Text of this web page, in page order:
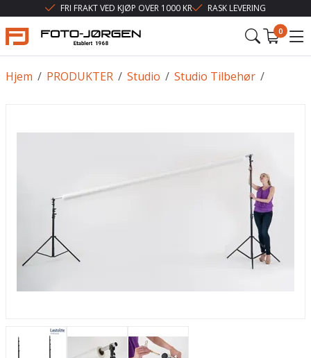
FRI FRAKT VED KJØP OVER 1000 KR RASK LEVERING
0
/
Hjem /
PRODUKTER /
Studio /
Studio Tilbehør